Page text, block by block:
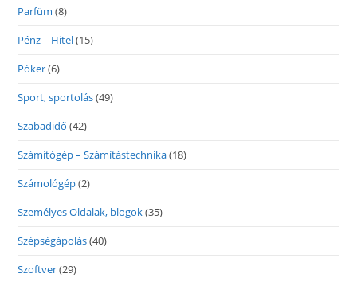
Parfüm (8)
Pénz – Hitel(15)
Póker(6)
Sport, sportolás(49)
Szabadidő (42)
Számítógép – Számítástechnika(18)
Számológép(2)
Személyes Oldalak, blogok(35)
Szépségápolás(40)
Szoftver(29)